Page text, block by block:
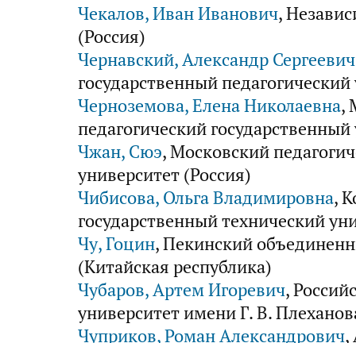
Чекалов, Иван Иванович,
(Россия)
Чернавский, Александр Сергеевич
государственный
Черноземова, Елена Николаевна,
педагогический
Чжан, Сюэ, Московский
университет (Россия)
Чибисова, Ольга Владимировна,
государственный технический
Чу, Гоцин, Пекинский
(Китайская республика)
Чубаров, Артем Игоревич,
университет имени Г. В.
Чуприков, Роман Александрович,